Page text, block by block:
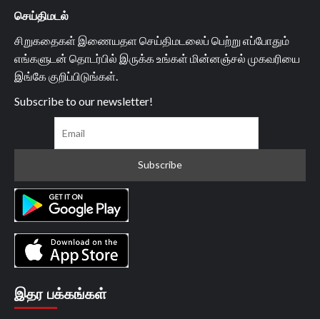
செய்திமடல்
சிறுகதைகள் இணையதள செய்திமடலைப் பெற்று எப்போதும்
எங்களுடன் தொடர்பில் இருக்க உங்கள் மின்னஞ்சல் முகவரியை
இங்கே குறிப்பிடுங்கள்.
Subscribe to our newsletter!
இதர பக்கங்கள்